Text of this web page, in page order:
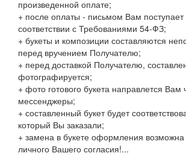
произведенной оплате;
+ после оплаты - письмом Вам поступает
соответствии с Требованиями 54-ФЗ;
+ букеты и композиции составляются
перед вручением Получателю;
+ перед доставкой Получателю,
фотографируется;
+ фото готового букета направлется Вам
мессенджеры;
+ составленный букет будет
который Вы заказали;
+ замена в букете оформления возможна
личного Вашего согласия!...